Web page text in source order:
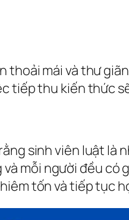
mái và thư
tiếp thu kiến thức
sinh viên luật
mỗi người đều có
tốn và tiếp tục